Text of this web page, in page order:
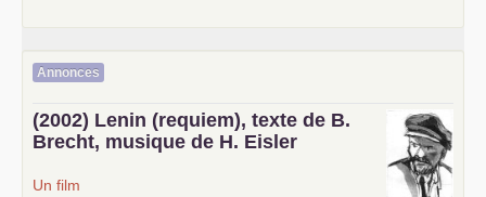
Annonces
(2002) Lenin (requiem), texte de B.
Brecht, musique de H. Eisler
Un film